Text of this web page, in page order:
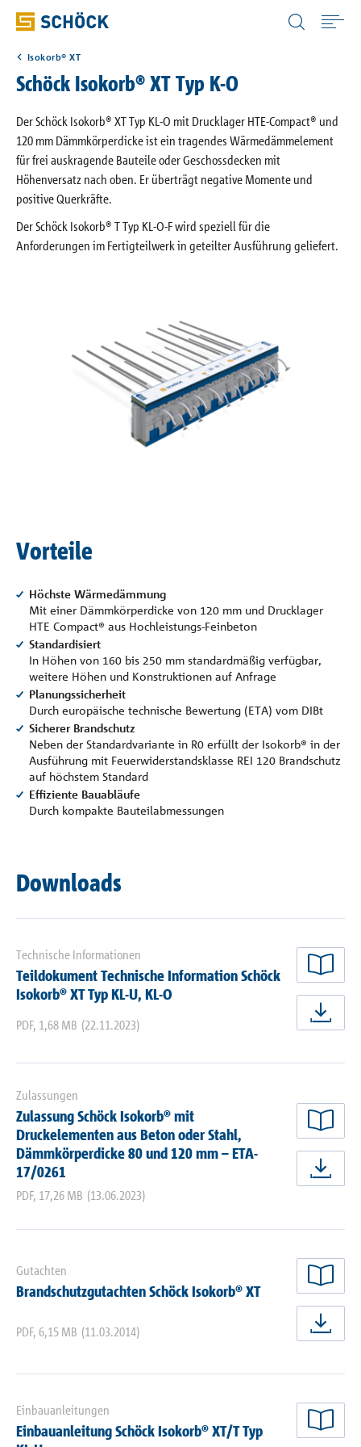
Anwendungen
Produkte
Downloads
Austria (AT) Deutsch
Isokorb® XT
Schöck Isokorb® XT Typ K-O
Der Schöck Isokorb® XT Typ KL-O mit Drucklager HTE-Compact® und
120 mm Dämmkörperdicke ist ein tragendes Wärmedämmelement
für frei auskragende Bauteile oder Geschossdecken mit
Höhenversatz nach oben. Er überträgt negative Momente und
positive Querkräfte.
Der Schöck Isokorb® T Typ KL-O-F wird speziell für die
Anforderungen im Fertigteilwerk in geteilter Ausführung geliefert.
Vorteile
Höchste Wärmedämmung
Mit einer Dämmkörperdicke von 120 mm und Drucklager
HTE Compact® aus Hochleistungs-Feinbeton
Standardisiert
In Höhen von 160 bis 250 mm standardmäßig verfügbar,
weitere Höhen und Konstruktionen auf Anfrage
Planungssicherheit
Durch europäische technische Bewertung (ETA) vom DIBt
Sicherer Brandschutz
Neben der Standardvariante in R0 erfüllt der Isokorb® in der
Ausführung mit Feuerwiderstandsklasse REI 120 Brandschutz
auf höchstem Standard
Effiziente Bauabläufe
Durch kompakte Bauteilabmessungen
Downloads
Technische Informationen
Teildokument Technische Information Schöck
Isokorb® XT Typ KL-U, KL-O
PDF, 1,68 MB (22.11.2023)
Zulassungen
Zulassung Schöck Isokorb® mit
Druckelementen aus Beton oder Stahl,
Dämmkörperdicke 80 und 120 mm – ETA-
17/0261
PDF, 17,26 MB (13.06.2023)
Gutachten
Brandschutzgutachten Schöck Isokorb® XT
PDF, 6,15 MB (11.03.2014)
Einbauanleitungen
Einbauanleitung Schöck Isokorb® XT/T Typ